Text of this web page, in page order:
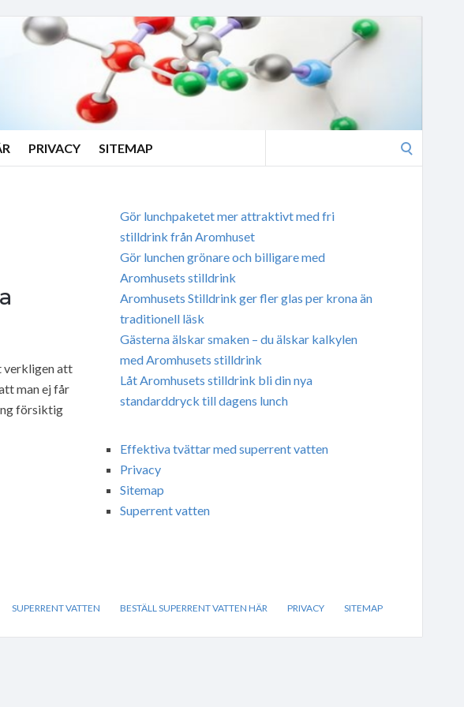
PRIVACY SITEMAP
verkligen att
man ej får
försiktig
Gör lunchpaketet mer attraktivt med fri
stilldrink från Aromhuset
Gör lunchen grönare och billigare med
Aromhusets stilldrink
Aromhusets Stilldrink ger fler glas per krona än
traditionell läsk
Gästerna älskar smaken – du älskar kalkylen
med Aromhusets stilldrink
Låt Aromhusets stilldrink bli din nya
standarddryck till dagens lunch
Effektiva tvättar med superrent vatten
Privacy
Sitemap
Superrent vatten
SUPERRENT VATTEN BESTÄLL SUPERRENT VATTEN HÄR PRIVACY SITEMAP